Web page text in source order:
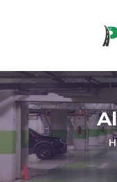
Αρχική
Ποιοι